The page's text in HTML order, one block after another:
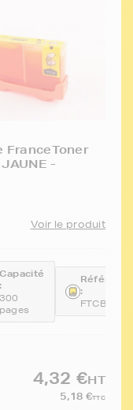
FranceToner
-
Voir le produit
Capacité
:
pages
:
FTCBCI6Y
4,32 €HT
5,18 €TTC